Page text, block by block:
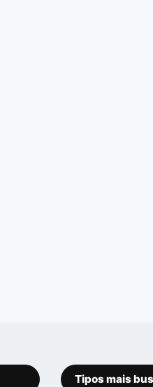
Tipos mais